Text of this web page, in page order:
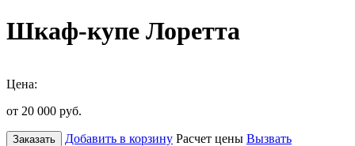
Шкаф-купе Лоретта
Цена:
от 20 000 руб.
Заказать Добавить в корзину Расчет цены Вызвать